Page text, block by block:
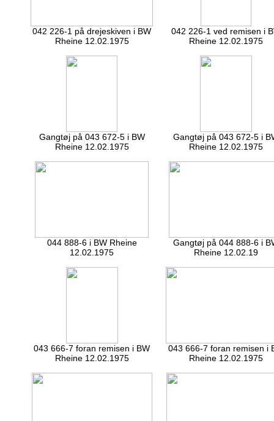
042 226-1 på drejeskiven i BW
Rheine 12.02.1975
042 226-1 ved remisen i
Rheine 12.02.1975
Gangtøj på 043 672-5 i BW
Rheine 12.02.1975
Gangtøj på 043 672-5 i
Rheine 12.02.1975
044 888-6 i BW Rheine
12.02.1975
Gangtøj på 044 888-6 i
Rheine 12.02.19
043 666-7 foran remisen i BW
Rheine 12.02.1975
043 666-7 foran remisen i
Rheine 12.02.1975